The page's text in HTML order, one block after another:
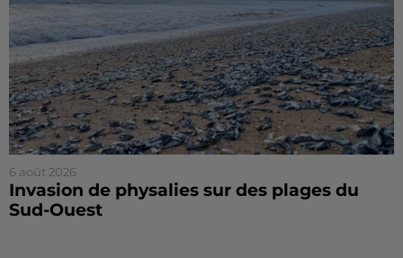
6 août 2026
Invasion de physalies sur des plages du
Sud-Ouest